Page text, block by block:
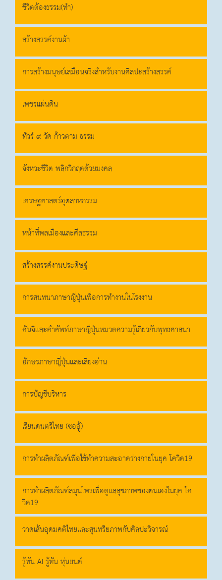
ชีวิตต้องธรรม(ทำ)
สร้างสรรค์งานผ้า
การสร้างมนุษย์เสมือนจริงสำหรับงานศิลปะสร้างสรรค์
เพชรแผ่นดิน
ทัวร์ ๙ วัด ก้าวตาม ธรรม
จังหวะชีวิต พลิกวิกฤตด้วยมงคล
เศรษฐศาสตร์อุตสาหกรรม
หน้าที่พลเมืองและศีลธรรม
สร้างสรรค์งานประดิษฐ์
การสนทนาภาษาญี่ปุ่นเพื่อการทำงานในโรงงาน
คันจิและคำศัพท์ภาษาญี่ปุ่นหมวดความรู้เกี่ยวกับพุทธศาสนา
อักษรภาษาญี่ปุ่นและเสียงอ่าน
การบัญชีบริหาร
เรียนดนตรีไทย (ซออู้)
การทำผลิตภัณฑ์เพื่อใช้ทำความสะอาดร่างกายในยุค โควิด19
การทำผลิตภัณฑ์สมุนไพรเพื่อดูแลสุขภาพของตนเองในยุค โค
วิด19
วาดเส้นอุดมคติไทยและสุนทรียภาพกับศิลปะวิจารณ์
รู้ทัน AI รู้ทัน หุ่นยนต์